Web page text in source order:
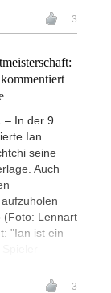
3
In der 9.
Ian
seine
Auch
(Foto: Lennart
"Ian ist ein
3